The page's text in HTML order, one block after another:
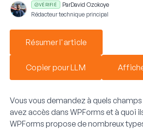
VÉRIFIÉ ParDavid Ozokoye
Rédacteur technique principal
Résumer l'article
Copier pour LLM
Vous vous demandez à quels
avez accès dans WPForms et à quoi
WPForms propose de nombreux